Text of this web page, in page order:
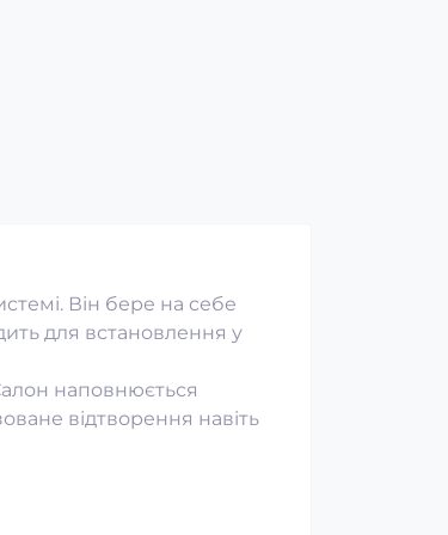
Він бере на себе
для встановлення у
наповнюється
відтворення навіть